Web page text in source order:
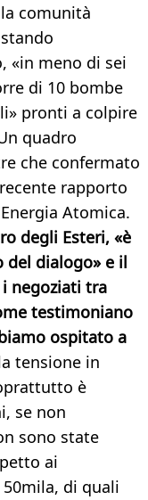
comunità
«in meno di sei
di 10 bombe
pronti a colpire
quadro
che confermato
rapporto
Atomica.
degli Esteri, «è
dialogo» e il
negoziati tra
testimoniano
ospitato a
tensione in
è
se non
sono state
ai
di quali